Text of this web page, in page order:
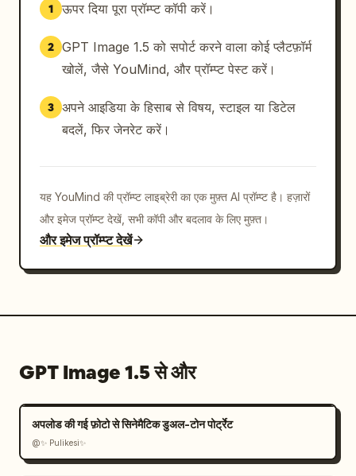
1 ऊपर दिया पूरा प्रॉम्प्ट कॉपी करें।
2 GPT Image 1.5 को सपोर्ट करने वाला कोई प्लैटफ़ॉर्म
खोलें, जैसे YouMind, और प्रॉम्प्ट पेस्ट करें।
3 अपने आइडिया के हिसाब से विषय, स्टाइल या डिटेल
बदलें, फिर जेनरेट करें।
यह YouMind की प्रॉम्प्ट लाइब्रेरी का एक मुफ़्त AI प्रॉम्प्ट है। हज़ारों
और इमेज प्रॉम्प्ट देखें, सभी कॉपी और बदलाव के लिए मुफ़्त।
और इमेज प्रॉम्प्ट देखें
GPT Image 1.5 से और
अपलोड की गई फ़ोटो से सिनेमैटिक डुअल-टोन पोर्ट्रेट
@✨ Pulikesi✨